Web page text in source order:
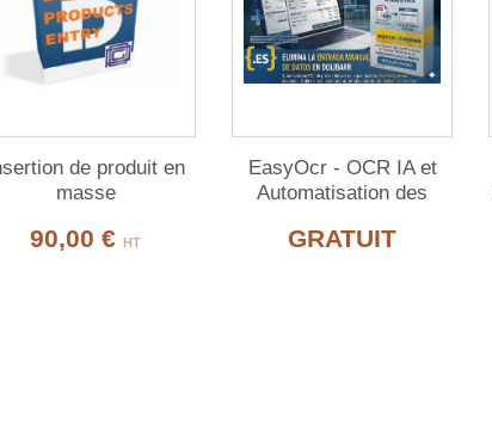
de produit en
masse
90,00 € HT
EasyOcr - OCR IA et
Automatisation des
GRATUIT